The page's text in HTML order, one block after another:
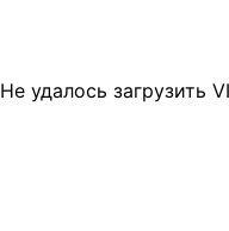
Не удалось загрузить